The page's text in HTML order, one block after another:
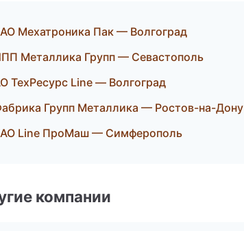
Мехатроника Пак — Волгоград
Металлика Групп — Севастополь
ТехРесурс Line — Волгоград
Групп Металлика — Ростов-на-Дону
Line ПроМаш — Симферополь
компании